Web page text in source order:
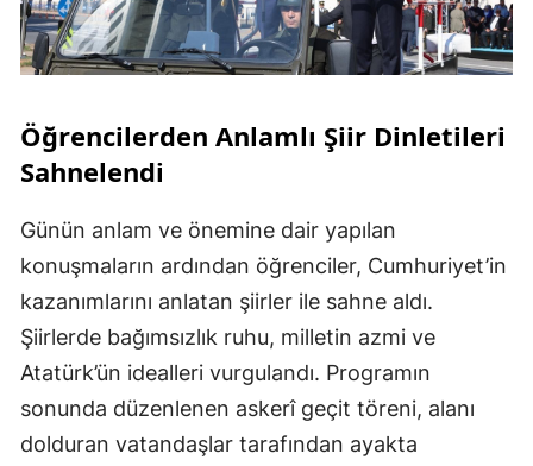
Öğrencilerden Anlamlı Şiir Dinletileri
Sahnelendi
Günün anlam ve önemine dair yapılan
konuşmaların ardından öğrenciler, Cumhuriyet’in
kazanımlarını anlatan şiirler ile sahne aldı.
Şiirlerde bağımsızlık ruhu, milletin azmi ve
Atatürk’ün idealleri vurgulandı. Programın
sonunda düzenlenen askerî geçit töreni, alanı
dolduran vatandaşlar tarafından ayakta